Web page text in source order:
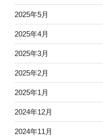
2025年5月
2025年4月
2025年3月
2025年2月
2025年1月
2024年12月
2024年11月